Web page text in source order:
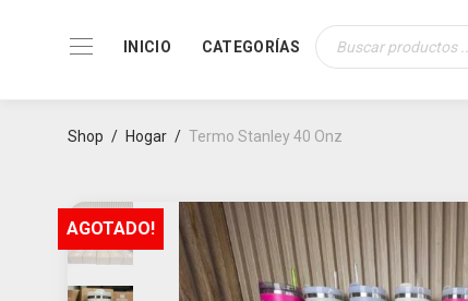
INICIO CATEGORÍAS
Búsqueda
de
Shop / Hogar / Termo Stanley 40 Onz
AGOTADO!